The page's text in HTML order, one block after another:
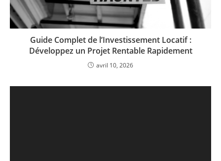
Guide Complet de l’Investissement Locatif :
Développez un Projet Rentable Rapidement
avril 10, 2026